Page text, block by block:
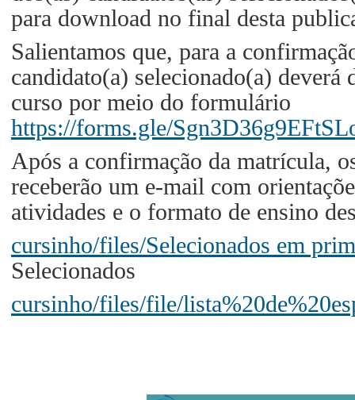
para download no final desta
Salientamos que, para a
candidato(a) selecionado(a) deverá
curso por meio do formulário
https://forms.gle/
Após a confirmação da matrícula,
receberão um e-mail com
atividades e o formato de ensino
cursinho/files/Selecionados em
Selecionados
cursinho/files/file/